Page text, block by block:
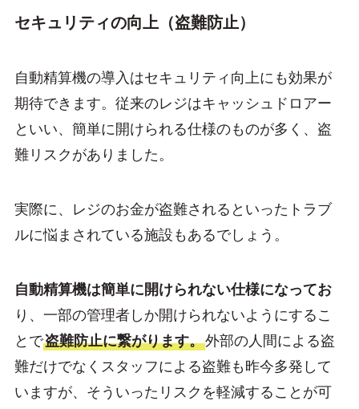
セキュリティの向上（盗難防止）
自動精算機の導入はセキュリティ向上にも効果が
期待できます。従来のレジはキャッシュドロアー
といい、簡単に開けられる仕様のものが多く、盗
難リスクがありました。
実際に、レジのお金が盗難されるといったトラブ
ルに悩まされている施設もあるでしょう。
自動精算機は簡単に開けられない仕様になってお
り、一部の管理者しか開けられないようにするこ
とで盗難防止に繋がります。外部の人間による盗
難だけでなくスタッフによる盗難も昨今多発して
いますが、そういったリスクを軽減することが可